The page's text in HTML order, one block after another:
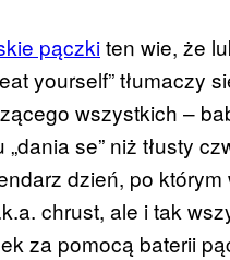
pączkiten wie, że
yourself” tłumaczy
wszystkich –
se” niż tłusty
dzień, po którym
chrust, ale i tak
za pomocą baterii